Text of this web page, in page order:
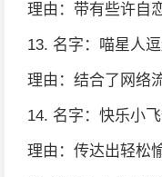
理由：带有些许自
13. 名字：喵星人
理由：结合了网络
14. 名字：快乐小
理由：传达出轻松